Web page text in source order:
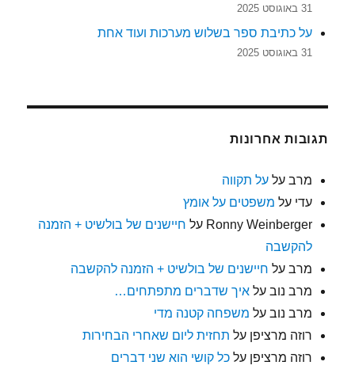
31 באוגוסט 2025
על כתיבת ספר בשלוש מערכות ועוד אחת
31 באוגוסט 2025
תגובות אחרונות
מרב עלעל תקווה
עדי על משפטים על אומץ
Ronny Weinberger על חיישנים של בולשיט + הזמנה
להקשבה
מרב על חיישנים של בולשיט + הזמנה להקשבה
מרב נוב עלאיך שדברים מתפתחים…
מרב נוב על משפחה קטנה מדי
רוזה מרציפן על תחזית ליום שאחרי הבחירות
רוזה מרציפן עלכל קושי הוא שני דברים